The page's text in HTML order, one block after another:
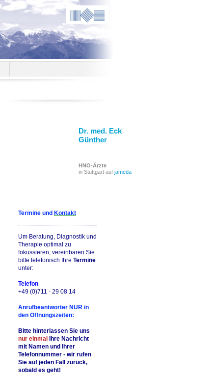
Dr. med. Eck
Günther
HNO-Ärzte
in Stuttgart auf jameda
Termine und Kontakt
Um Beratung, Diagnostik und
Therapie optimal zu
fokussieren, vereinbaren Sie
bitte telefonisch Ihre Termine
unter:
Telefon
+49 (0)711 - 29 08 14
Anrufbeantworter NUR in
den Öffnungszeiten:
Bitte hinterlassen Sie uns
nur einmal
Ihre Nachricht
mit Namen und Ihrer
Telefonnummer - wir rufen
Sie auf jeden Fall zurück,
sobald es geht!